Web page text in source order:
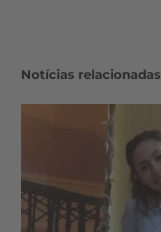
Notícias relacionadas